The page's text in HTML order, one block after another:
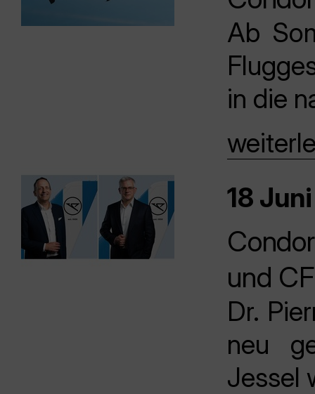
Ab
in die
18
und
Dr.
neu
Jessel